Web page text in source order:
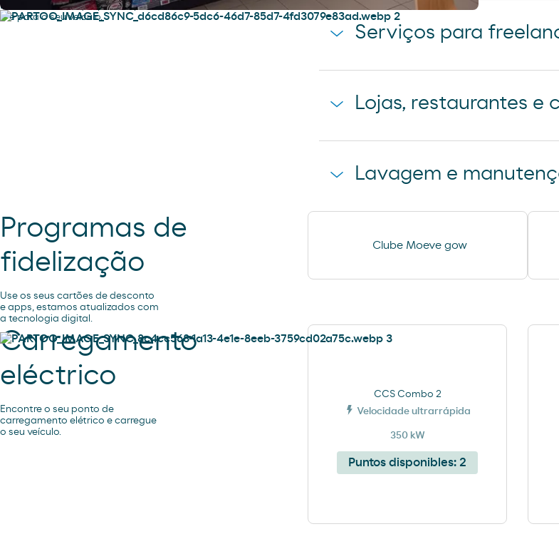
Encontre tudo o que precisa para
si e para o seu veículo.
Serviços para
Lojas, restaurantes e
Lavagem e
Programas de
fidelização
Use os seus cartões de desconto
e apps, estamos atualizados com
a tecnologia digital.
Clube Moeve gow
Carregamento
eléctrico
Encontre o seu ponto de
carregamento elétrico e carregue
o seu veículo.
CCS Combo 2
Velocidade ultrarrápida
350 kW
Puntos disponibles: 2